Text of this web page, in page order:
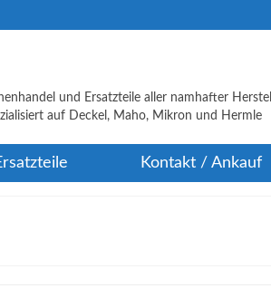
und Ersatzteile aller namhafter
auf Deckel, Maho, Mikron und Hermle
Kontakt / Ankauf